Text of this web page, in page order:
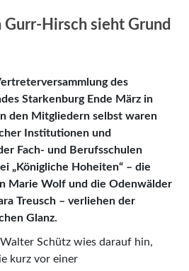
Hirsch sieht Grund
des
Starkenburg Ende März in
den Mitgliedern selbst waren
Institutionen und
Fach- und Berufsschulen
„Königliche Hohei­ten“ – die
Marie Wolf und die Odenwälder
Treusch – verliehen der
Glanz.
Schütz wies darauf hin,
kurz vor einer